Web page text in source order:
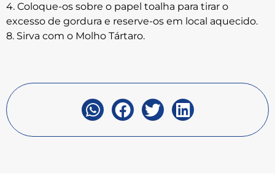
4. Coloque-os sobre o papel toalha para tirar o
excesso de gordura e reserve-os em local aquecido.
8. Sirva com o Molho Tártaro.